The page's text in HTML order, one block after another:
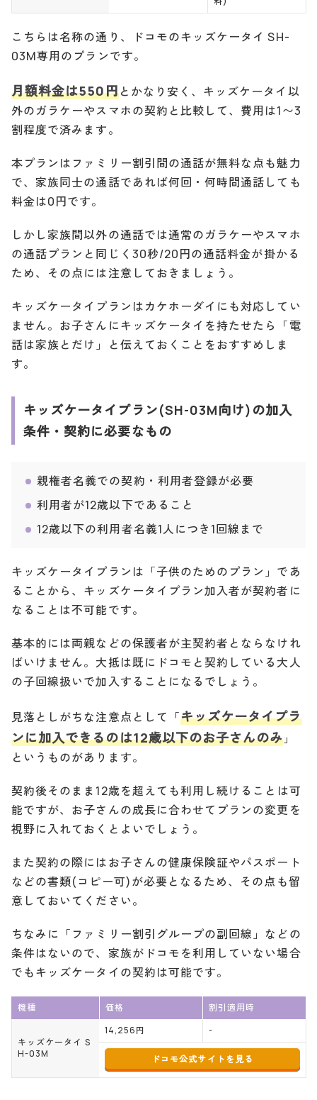
こちらは名称の通り、ドコモのキッズケータイ SH-
03M専用のプランです。
月額料金は550円とかなり安く、キッズケータイ以
外のガラケーやスマホの契約と比較して、費用は1〜3
割程度で済みます。
本プランはファミリー割引間の通話が無料な点も魅力
で、家族同士の通話であれば何回・何時間通話しても
料金は0円です。
しかし家族間以外の通話では通常のガラケーやスマホ
の通話プランと同じく30秒/20円の通話料金が掛かる
ため、その点には注意しておきましょう。
キッズケータイプランはカケホーダイにも対応してい
ません。お子さんにキッズケータイを持たせたら「電
話は家族とだけ」と伝えておくことをおすすめしま
す。
キッズケータイプラン(SH-03M向け)の加入
条件・契約に必要なもの
親権者名義での契約・利用者登録が必要
利用者が12歳以下であること
12歳以下の利用者名義1人につき1回線まで
キッズケータイプランは「子供のためのプラン」であ
ることから、キッズケータイプラン加入者が契約者に
なることは不可能です。
基本的には両親などの保護者が主契約者とならなけれ
ばいけません。大抵は既にドコモと契約している大人
の子回線扱いで加入することになるでしょう。
見落としがちな注意点として「キッズケータイプラ
ンに加入できるのは12歳以下のお子さんのみ 」
というものがあります。
契約後そのまま12歳を超えても利用し続けることは可
能ですが、お子さんの成長に合わせてプランの変更を
視野に入れておくとよいでしょう。
また契約の際にはお子さんの健康保険証やパスポート
などの書類(コピー可)が必要となるため、その点も留
意しておいてください。
ちなみに「ファミリー割引グループの副回線」などの
条件はないので、家族がドコモを利用していない場合
でもキッズケータイの契約は可能です。
機種 価格 割引適用時
キッズケータイ S
H-03M
14,256円 -
ドコモ公式サイトを見る